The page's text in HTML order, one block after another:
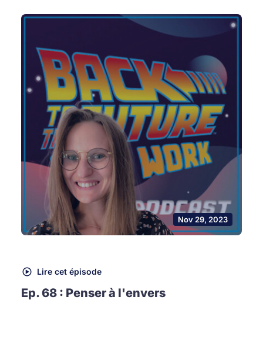
Nov 29, 2023
Lire cet épisode
Ep. 68 : Penser à l'envers